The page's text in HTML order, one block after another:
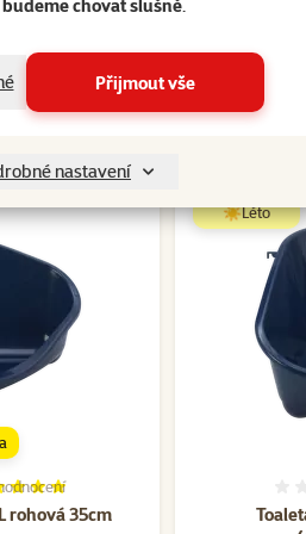
chovat slušně.
Přijmout vše
nastavení
rohová 35cm
98%, počet hodnocení: 25
☀️Léto